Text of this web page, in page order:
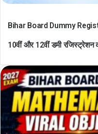
Bihar Board Dummy
10वीं और 12वीं डमी रजिस्ट्रेशन